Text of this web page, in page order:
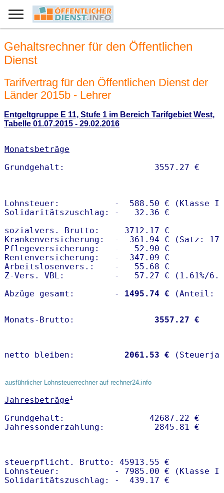
Gehaltsrechner für den Öffentlichen
Dienst
Tarifvertrag für den Öffentlichen Dienst der
Länder 2015b - Lehrer
Entgeltgruppe E 11, Stufe 1 im Bereich Tarifgebiet West,
Tabelle 01.07.2015 - 29.02.2016
Monatsbeträge
Lohnsteuer:           -  588.50 € (Klasse I)
Solidaritätszuschlag: -   32.36 €
sozialvers. Brutto:     3712.17 €
Krankenversicherung:  -  361.94 € (Satz:
Pflegeversicherung:   -   52.90 €
Rentenversicherung:   -  347.09 €
Arbeitslosenvers.:    -   55.68 €
Z-Vers. VBL:          -   57.27 € ( 1.61%/
Abzüge gesamt:        -
1495.74 €
Monats-Brutto: 3557.27 €
netto bleiben: 2061.53 €
ausführlicher Lohnsteuerrechner auf rechner24.info
Jahresbeträge1
Grundgehalt:                 42687.22 €
steuerpflicht. Brutto: 45913.55 €
Lohnsteuer:           - 7985.00 € (Klasse I)
Solidaritätszuschlag: -  439.17 €